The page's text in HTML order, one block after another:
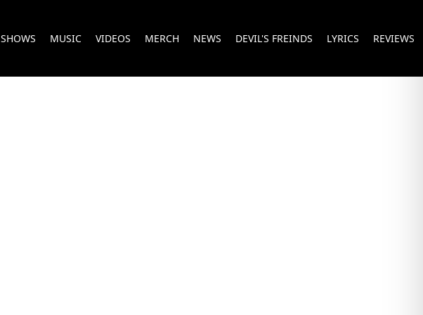
SHOWS MUSIC VIDEOS MERCH NEWS DEVIL'S FREINDS LYRICS REVIEWS